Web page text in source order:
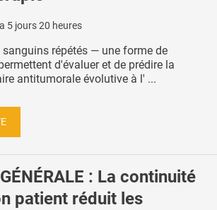
5 jours 20 heures
sanguins répétés — une forme de
d'évaluer et de prédire la
antitumorale évolutive à l' ...
: La continuité
patient réduit les